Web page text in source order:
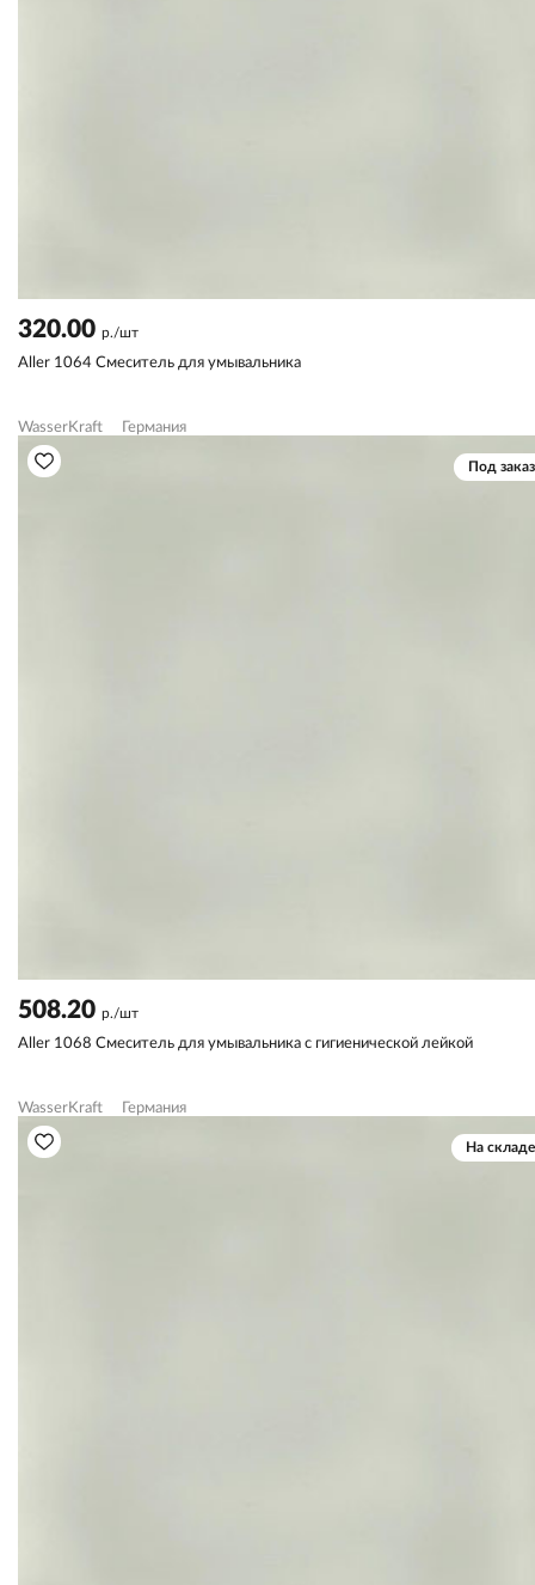
320.00 р./шт
Aller 1064 Смеситель для умывальника
WasserKraft Германия
Под заказ
508.20 р./шт
Aller 1068 Смеситель для умывальника с гигиенической лейкой
WasserKraft Германия
На складе